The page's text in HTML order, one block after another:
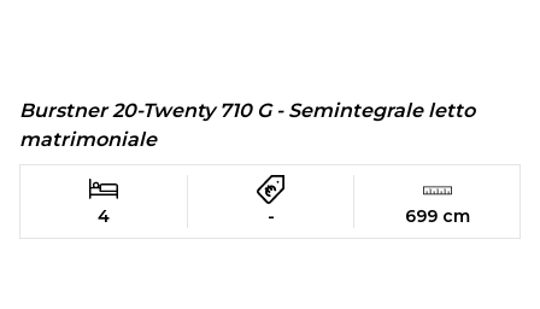
Burstner 20-Twenty 710 G - Semintegrale letto
matrimoniale
4 - 699 cm